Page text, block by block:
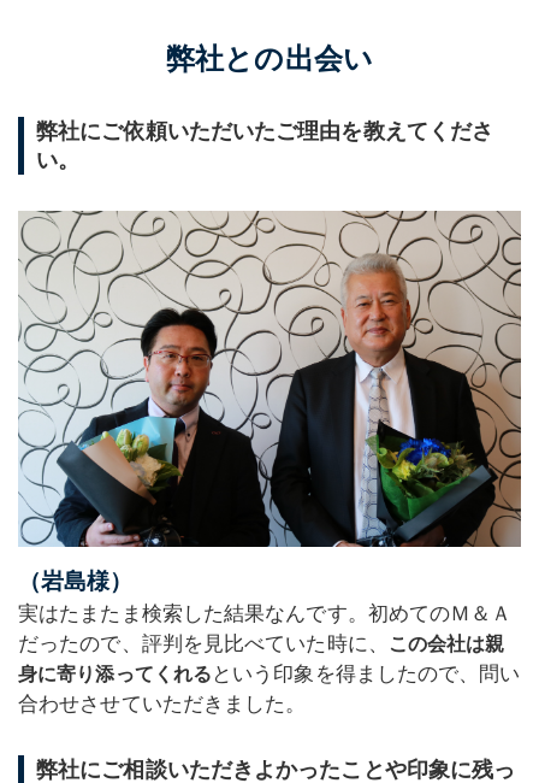
弊社との出会い
弊社にご依頼いただいたご理由を教えてくださ
い。
（岩島様）
実はたまたま検索した結果なんです。初めてのＭ＆Ａ
だったので、評判を見比べていた時に、
この会社は親
身に寄り添ってくれる という印象を得ましたので、問い
合わせさせていただきました。
弊社にご相談いただきよかったことや印象に残っ